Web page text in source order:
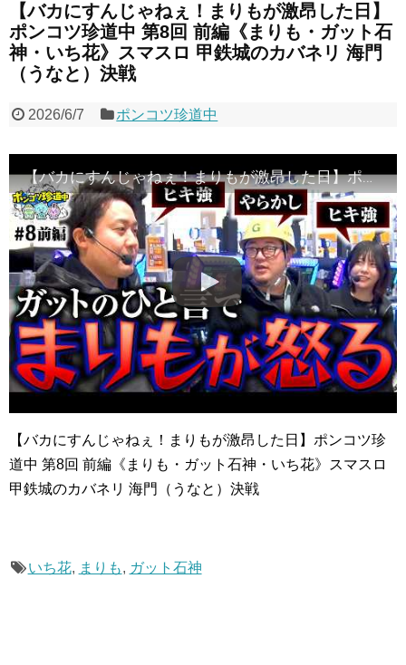
【バカにすんじゃねぇ！まりもが激昂した日】
ポンコツ珍道中 第8回 前編《まりも・ガット石
神・いち花》スマスロ 甲鉄城のカバネリ 海門
（うなと）決戦
2026/6/7 ポンコツ珍道中
【バカにすんじゃねぇ！まりもが激昂した日】ポンコツ珍道中 第8回 前編《まりも・ガット石神・いち花》スマスロ 甲鉄城のカバネリ 海門（うなと）決戦［パチスロ・スロット］
【バカにすんじゃねぇ！まりもが激昂した日】ポンコツ珍
道中 第8回 前編《まりも・ガット石神・いち花》スマスロ
甲鉄城のカバネリ 海門（うなと）決戦
いち花, まりも, ガット石神